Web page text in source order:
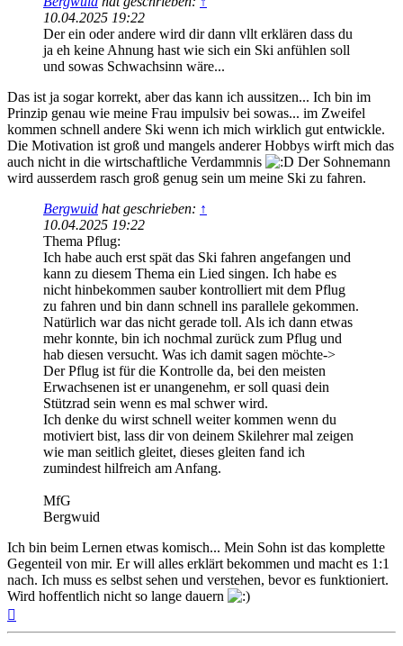
10.04.2025 19:22
Der ein oder andere wird dir dann vllt erklären dass du
ja eh keine Ahnung hast wie sich ein Ski anfühlen soll
und sowas Schwachsinn wäre...
Das ist ja sogar korrekt, aber das kann ich aussitzen... Ich bin im
Prinzip genau wie meine Frau impulsiv bei sowas... im Zweifel
kommen schnell andere Ski wenn ich mich wirklich gut entwickle.
Die Motivation ist groß und mangels anderer Hobbys wirft mich das
auch nicht in die wirtschaftliche Verdammnis
Der Sohnemann
wird ausserdem rasch groß genug sein um meine Ski zu fahren.
Bergwuid hat geschrieben: ↑
10.04.2025 19:22
Thema Pflug:
Ich habe auch erst spät das Ski fahren angefangen und
kann zu diesem Thema ein Lied singen. Ich habe es
nicht hinbekommen sauber kontrolliert mit dem Pflug
zu fahren und bin dann schnell ins parallele gekommen.
Natürlich war das nicht gerade toll. Als ich dann etwas
mehr konnte, bin ich nochmal zurück zum Pflug und
hab diesen versucht. Was ich damit sagen möchte->
Der Pflug ist für die Kontrolle da, bei den meisten
Erwachsenen ist er unangenehm, er soll quasi dein
Stützrad sein wenn es mal schwer wird.
Ich denke du wirst schnell weiter kommen wenn du
motiviert bist, lass dir von deinem Skilehrer mal zeigen
wie man seitlich gleitet, dieses gleiten fand ich
zumindest hilfreich am Anfang.
MfG
Bergwuid
Ich bin beim Lernen etwas komisch... Mein Sohn ist das komplette
Gegenteil von mir. Er will alles erklärt bekommen und macht es 1:1
nach. Ich muss es selbst sehen und verstehen, bevor es funktioniert.
Wird hoffentlich nicht so lange dauern